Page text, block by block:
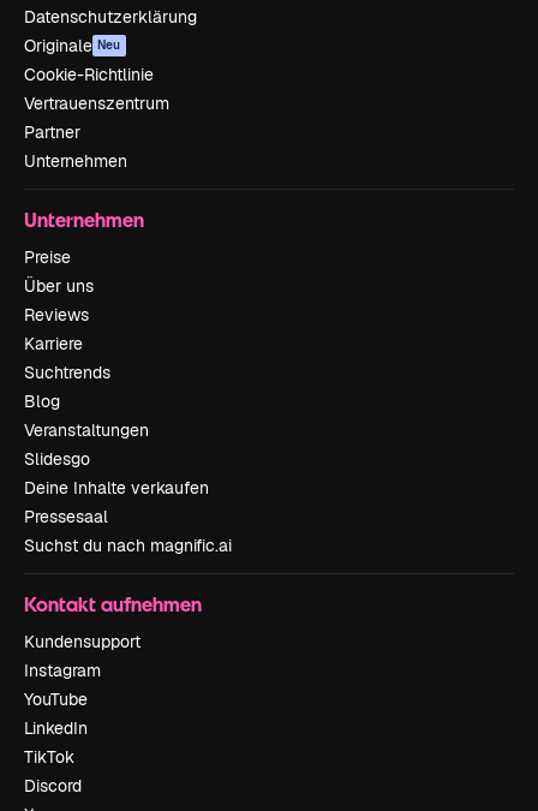
Datenschutzerklärung
Originale Neu
Cookie-Richtlinie
Vertrauenszentrum
Partner
Unternehmen
Unternehmen
Preise
Über uns
Reviews
Karriere
Suchtrends
Blog
Veranstaltungen
Slidesgo
Deine Inhalte verkaufen
Pressesaal
Suchst du nach magnific.ai
Kontakt aufnehmen
Kundensupport
Instagram
YouTube
LinkedIn
TikTok
Discord